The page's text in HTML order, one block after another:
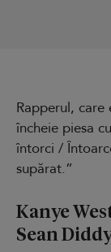
Rapperul, care
încheie piesa
întorci /
supărat.”
Kanye
Sean